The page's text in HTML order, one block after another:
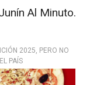
Al Minuto.
2025, PERO NO
PAÍS